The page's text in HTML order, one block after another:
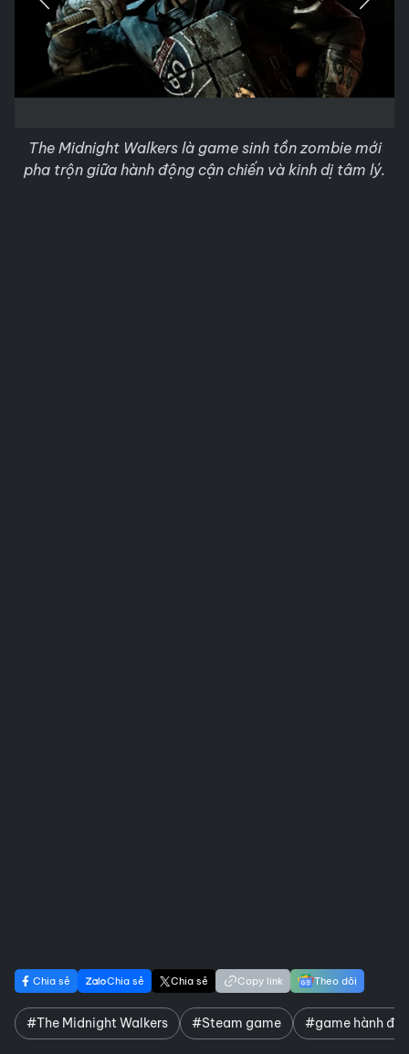
The Midnight Walkers là game sinh tồn zombie mới
pha trộn giữa hành động cận chiến và kinh dị tâm lý.
Chia sẻ Chia sẻ Chia sẻ Copy link Theo dõi
#The Midnight Walkers #Steam game #game hành